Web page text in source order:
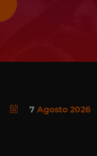
7Agosto 2026